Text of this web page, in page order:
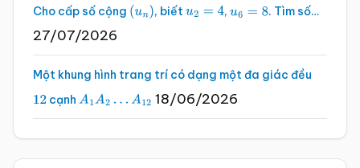
Cho cấp số cộng (un), biếtu2 =4 , u6 =8 . Tìm số…
27/07/2026
Một khung hình trang trí có dạng một đa giác đều
12 cạnh A1A2…A 12 18/06/2026